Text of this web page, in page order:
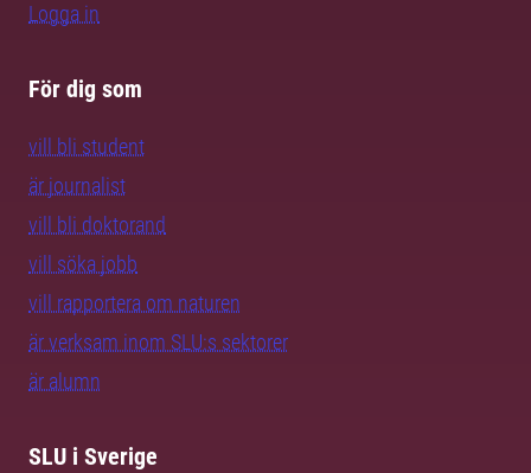
Logga in
För dig som
vill bli student
är journalist
vill bli doktorand
vill söka jobb
vill rapportera om naturen
är verksam inom SLU:s sektorer
är alumn
SLU i Sverige